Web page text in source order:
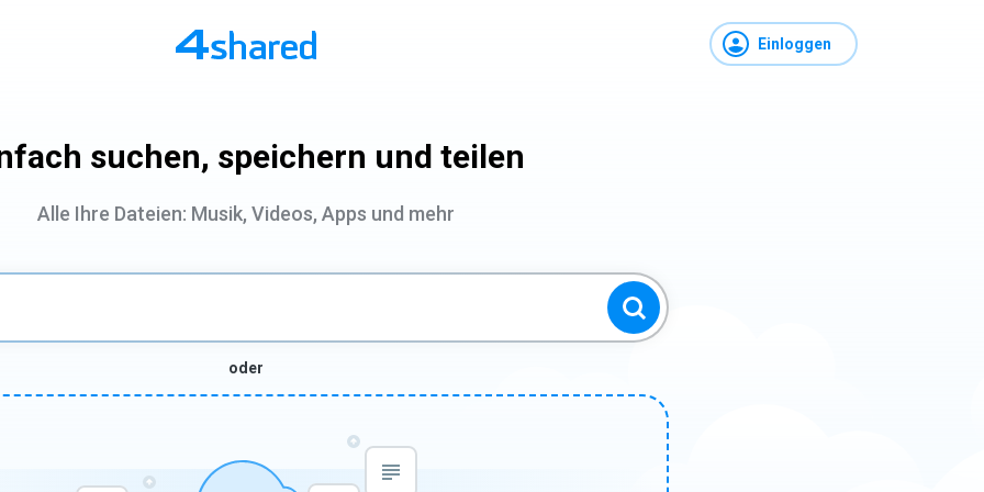
Einloggen
suchen, speichern und teilen
Alle Ihre Dateien: Musik, Videos, Apps und mehr
oder